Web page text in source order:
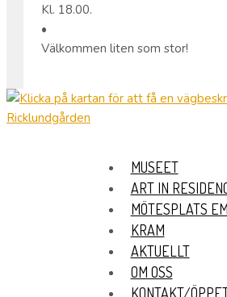
Kl. 18.00.
•
Välkommen liten som stor!
MUSEET
ART IN
MÖTESPLATS
KRAM
AKTUELLT
OM OSS
KONTAKT/